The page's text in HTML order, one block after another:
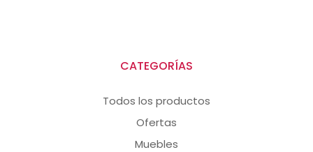
CATEGORÍAS
Todos los productos
Ofertas
Muebles